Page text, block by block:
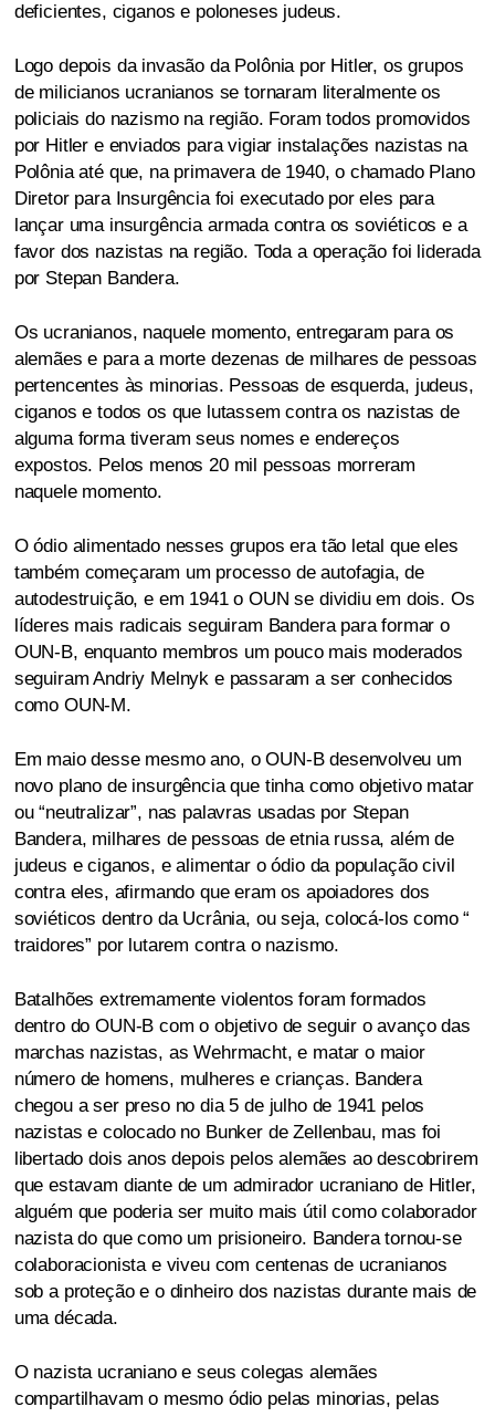
deficientes, ciganos e poloneses judeus.
Logo depois da invasão da Polônia por Hitler, os grupos
de milicianos ucranianos se tornaram literalmente os
policiais do nazismo na região. Foram todos promovidos
por Hitler e enviados para vigiar instalações nazistas na
Polônia até que, na primavera de 1940, o chamado Plano
Diretor para Insurgência foi executado por eles para
lançar uma insurgência armada contra os soviéticos e a
favor dos nazistas na região. Toda a operação foi liderada
por Stepan Bandera.
Os ucranianos, naquele momento, entregaram para os
alemães e para a morte dezenas de milhares de pessoas
pertencentes às minorias. Pessoas de esquerda, judeus,
ciganos e todos os que lutassem contra os nazistas de
alguma forma tiveram seus nomes e endereços
expostos. Pelos menos 20 mil pessoas morreram
naquele momento.
O ódio alimentado nesses grupos era tão letal que eles
também começaram um processo de autofagia, de
autodestruição, e em 1941 o OUN se dividiu em dois. Os
líderes mais radicais seguiram Bandera para formar o
OUN-B, enquanto membros um pouco mais moderados
seguiram Andriy Melnyk e passaram a ser conhecidos
como OUN-M.
Em maio desse mesmo ano, o OUN-B desenvolveu um
novo plano de insurgência que tinha como objetivo matar
ou “neutralizar”, nas palavras usadas por Stepan
Bandera, milhares de pessoas de etnia russa, além de
judeus e ciganos, e alimentar o ódio da população civil
contra eles, afirmando que eram os apoiadores dos
soviéticos dentro da Ucrânia, ou seja, colocá-los como “
traidores” por lutarem contra o nazismo.
Batalhões extremamente violentos foram formados
dentro do OUN-B com o objetivo de seguir o avanço das
marchas nazistas, as Wehrmacht, e matar o maior
número de homens, mulheres e crianças. Bandera
chegou a ser preso no dia 5 de julho de 1941 pelos
nazistas e colocado no Bunker de Zellenbau, mas foi
libertado dois anos depois pelos alemães ao descobrirem
que estavam diante de um admirador ucraniano de Hitler,
alguém que poderia ser muito mais útil como colaborador
nazista do que como um prisioneiro. Bandera tornou-se
colaboracionista e viveu com centenas de ucranianos
sob a proteção e o dinheiro dos nazistas durante mais de
uma década.
O nazista ucraniano e seus colegas alemães
compartilhavam o mesmo ódio pelas minorias, pelas